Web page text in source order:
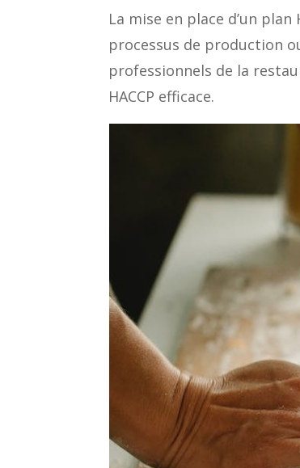
La mise en place d’un
processus de production
professionnels de la
HACCP efficace.